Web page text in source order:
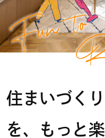
住まいづくり
を、もっと楽